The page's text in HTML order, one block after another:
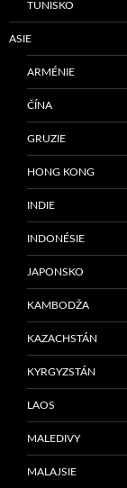
TUNISKO
ASIE
ARMÉNIE
ČÍNA
GRUZIE
HONG KONG
INDIE
INDONÉSIE
JAPONSKO
KAMBODŽA
KAZACHSTÁN
KYRGYZSTÁN
LAOS
MALEDIVY
MALAJSIE